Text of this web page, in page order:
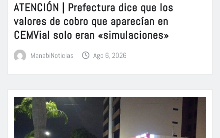
ATENCIÓN | Prefectura dice que los
valores de cobro que aparecían en
CEMVial solo eran «simulaciones»
ManabiNoticias Ago 6, 2026